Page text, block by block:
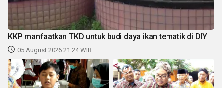
KKP manfaatkan TKD untuk budi daya ikan tematik di DIY
05 August 2026 21:24 WIB